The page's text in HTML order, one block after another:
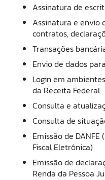
Assinatura de
Assinatura e envio
contratos,
Transações
Envio de dados
Login em
da Receita Federal
Consulta e
Consulta de
Emissão de
Fiscal Eletrônica)
Emissão de
Renda da Pessoa